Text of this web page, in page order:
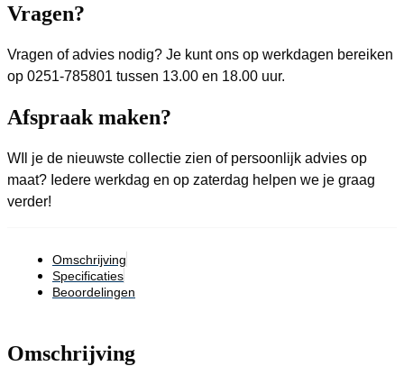
Vragen?
Vragen of advies nodig? Je kunt ons op werkdagen bereiken
op 0251-785801 tussen 13.00 en 18.00 uur.
Afspraak maken?
WIl je de nieuwste collectie zien of persoonlijk advies op
maat? Iedere werkdag en op zaterdag helpen we je graag
verder!
Omschrijving
Specificaties
Beoordelingen
Omschrijving